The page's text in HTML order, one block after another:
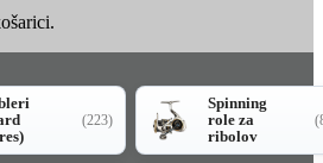
(223)
Spinning
role za
ribolov